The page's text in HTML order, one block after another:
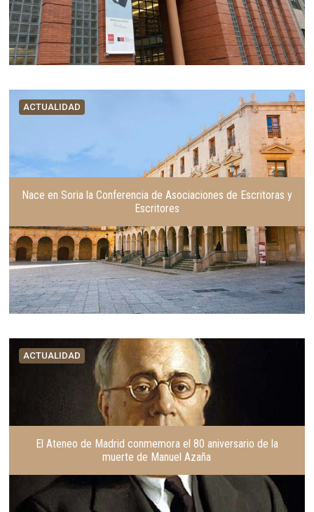
ACTUALIDAD
Nace en Soria la Conferencia de Asociaciones de Escritoras y
Escritores
ACTUALIDAD
El Ateneo de Madrid conmemora el 80 aniversario de la
muerte de Manuel Azaña